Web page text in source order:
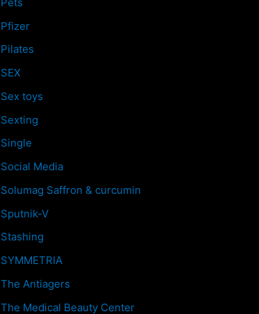
Pfizer
Pilates
SEX
Sex toys
Sexting
Single
Social Media
Solumag Saffron & curcumin
Sputnik-V
Stashing
SYMMETRIA
The Antiagers
The Medical Beauty Center